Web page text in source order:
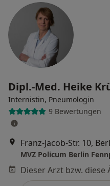
Dipl.-Med. Heike
Internistin, Pneumologin
9 Bewertungen
Franz-Jacob-Str. 10,
MVZ Policum Berlin